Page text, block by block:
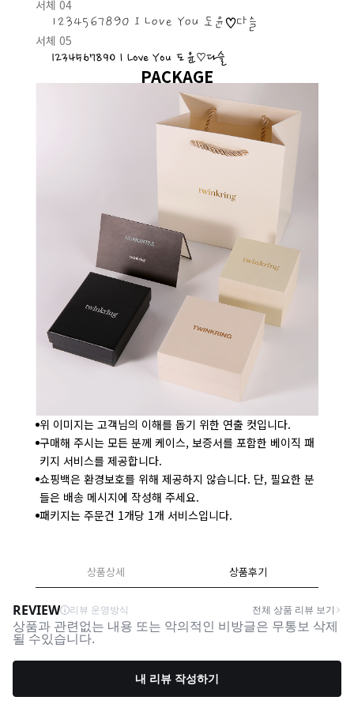
서체 04
1234567890 I Love You 도윤♡다슬
서체 05
1234567890 I Love You 도윤♡다슬
PACKAGE
위 이미지는 고객님의 이해를 돕기 위한 연출 컷입니다.
구매해 주시는 모든 분께 케이스, 보증서를 포함한 베이직 패
키지 서비스를 제공합니다.
쇼핑백은 환경보호를 위해 제공하지 않습니다. 단, 필요한 분
들은 배송 메시지에 작성해 주세요.
패키지는 주문건 1개당 1개 서비스입니다.
상품상세 상품후기